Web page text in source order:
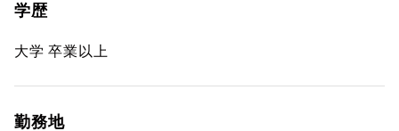
学歴
大学 卒業以上
勤務地